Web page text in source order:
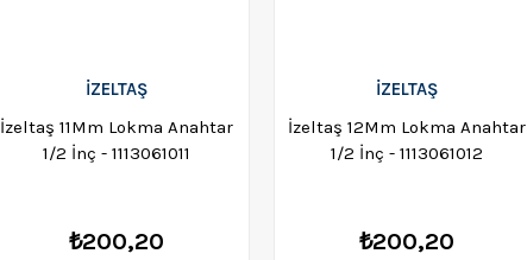
İZELTAŞ
İzeltaş 11Mm Lokma Anahtar
1/2 İnç - 1113061011
₺200,20
İZELTAŞ
İzeltaş 12Mm Lokma Anahtar
1/2 İnç - 1113061012
₺200,20